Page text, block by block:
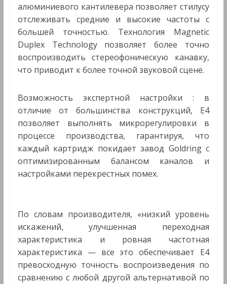
алюминиевого кантилевера позволяет стилусу
отслеживать средние и высокие частоты с
большей точностью. Технология Magnetic
Duplex Technology позволяет более точно
воспроизводить стереофоническую канавку,
что приводит к более точной звуковой сцене.
Возможность экспертной настройки : в
отличие от большинства конструкций, E4
позволяет выполнять микрорегулировки в
процессе производства, гарантируя, что
каждый картридж покидает завод Goldring с
оптимизированным балансом каналов и
настройками перекрестных помех.
По словам производителя, «низкий уровень
искажений, улучшенная переходная
характеристика и ровная частотная
характеристика — все это обеспечивает E4
превосходную точность воспроизведения по
сравнению с любой другой альтернативой по